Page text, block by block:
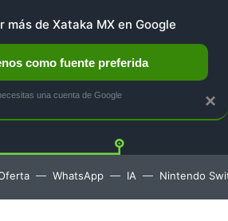
WhatsApp IA Nintendo
×
más de Xataka MX en Google
como fuente preferida
una cuenta de Google